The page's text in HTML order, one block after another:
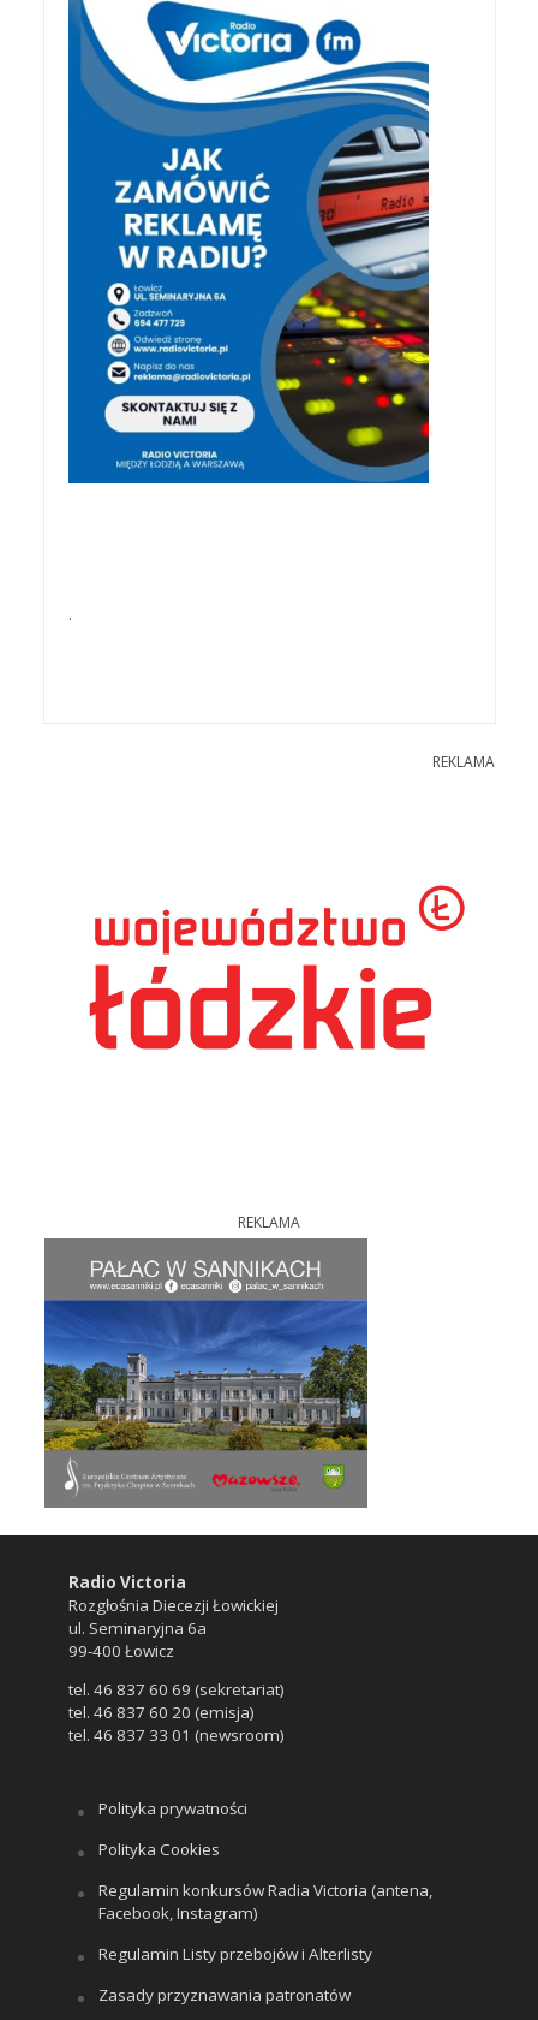
.
REKLAMA
REKLAMA
Radio Victoria
Rozgłośnia Diecezji Łowickiej
ul. Seminaryjna 6a
99-400 Łowicz
tel. 46 837 60 69 (sekretariat)
tel. 46 837 60 20 (emisja)
tel. 46 837 33 01 (newsroom)
Polityka prywatności
Polityka Cookies
Regulamin konkursów Radia Victoria (antena,
Facebook, Instagram)
Regulamin Listy przebojów i Alterlisty
Zasady przyznawania patronatów